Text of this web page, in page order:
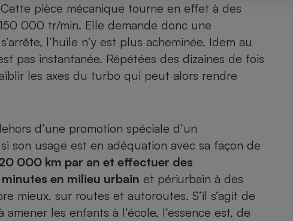
pièce mécanique tourne en effet à des
000 tr/min. Elle demande donc une
l’huile n’y est plus acheminée. Idem au
pas instantanée. Répétées des dizaines de fois
les axes du turbo qui peut alors rendre
d’une promotion spéciale d’un
son usage est en adéquation avec sa façon de
000 km par an et effectuer des
minutes en milieu urbain et périurbain à des
mieux, sur routes et autoroutes. S’il s’agit de
les enfants à l’école, l’essence est, de